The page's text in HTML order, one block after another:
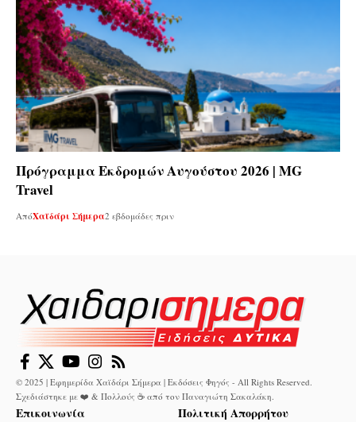
Πρόγραμμα Εκδρομών Αυγούστου 2026 | MG
Travel
ΑπόΧαϊδάρι Σήμερα2 εβδομάδες πριν
© 2025 | Εφημερίδα Χαϊδάρι Σήμερα | Εκδόσεις Φηγός - All Rights Reserved.
Σχεδιάστηκε με ❤️ & Πολλούς ☕ από τον Παναγιώτη Σακαλάκη
Επικοινωνία
Πολιτική Απορρήτου